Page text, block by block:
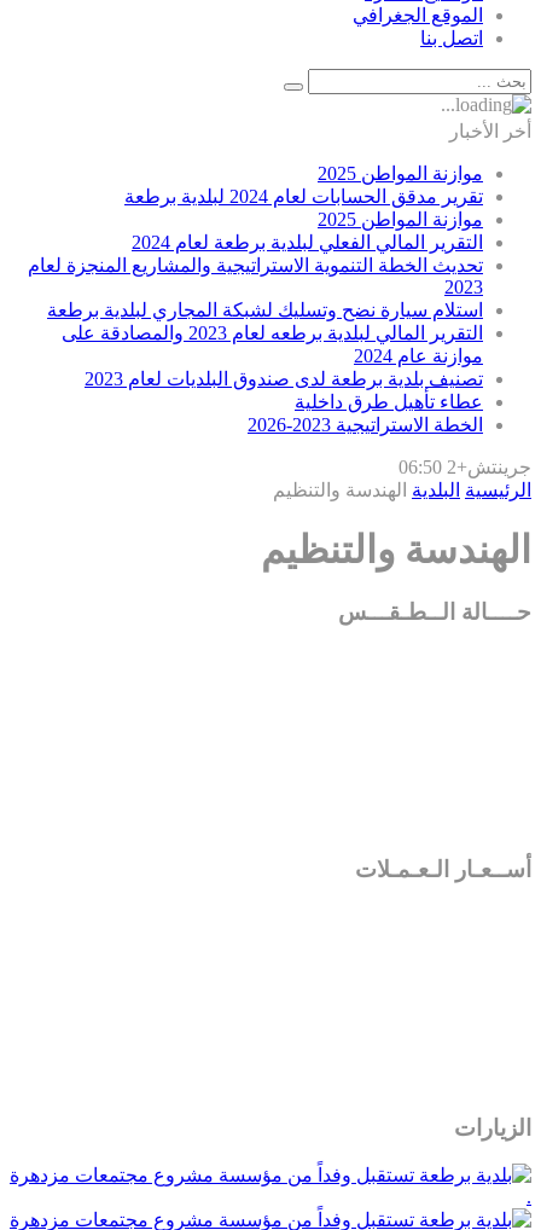
الموقع الجغرافي
اتصل بنا
أخر الأخبار
موازنة المواطن 2025
تقرير مدقق الحسابات لعام 2024 لبلدية برطعة
موازنة المواطن 2025
التقرير المالي الفعلي لبلدية برطعة لعام 2024
تحديث الخطة التنموية الاستراتيجية والمشاريع المنجزة لعام
2023
استلام سيارة نضح وتسليك لشبكة المجاري لبلدية برطعة
التقرير المالي لبلدية برطعه لعام 2023 والمصادقة على
موازنة عام 2024
تصنيف بلدية برطعة لدى صندوق البلديات لعام 2023
عطاء تأهيل طرق داخلية
الخطة الاستراتيجية 2023-2026
جرينتش+2 06:50
الرئيسية البلدية الهندسة والتنظيم
الهندسة والتنظيم
حــــالة الــطـقـــس
أســعـار الـعـمـلات
الزيارات